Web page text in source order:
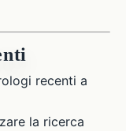
recenti a
la ricerca